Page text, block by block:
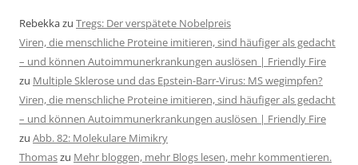
Rebekkazu Tregs: Der verspätete Nobelpreis
Viren, die menschliche Proteine imitieren, sind häufiger als gedacht
– und können Autoimmunerkrankungen auslösen | Friendly Fire
zu Multiple Sklerose und das Epstein-Barr-Virus: MS wegimpfen?
Viren, die menschliche Proteine imitieren, sind häufiger als gedacht
– und können Autoimmunerkrankungen auslösen | Friendly Fire
zu Abb. 82: Molekulare Mimikry
Thomaszu Mehr bloggen, mehr Blogs lesen, mehr kommentieren.